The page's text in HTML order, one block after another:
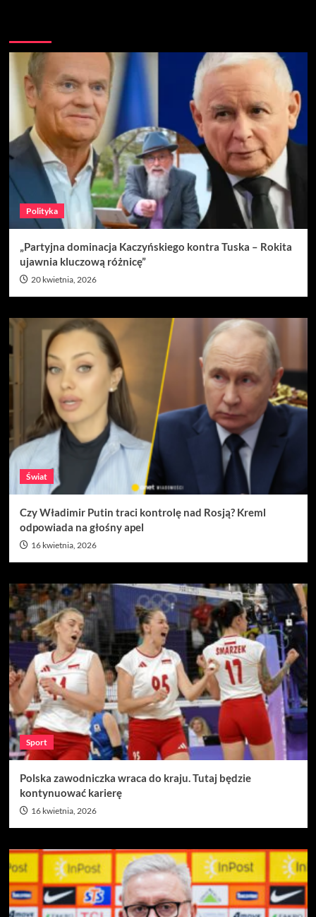
Polityka
„Partyjna dominacja Kaczyńskiego kontra Tuska – Rokita
ujawnia kluczową różnicę”
20 kwietnia, 2026
Świat
Czy Władimir Putin traci kontrolę nad Rosją? Kreml
odpowiada na głośny apel
16 kwietnia, 2026
Sport
Polska zawodniczka wraca do kraju. Tutaj będzie
kontynuować karierę
16 kwietnia, 2026